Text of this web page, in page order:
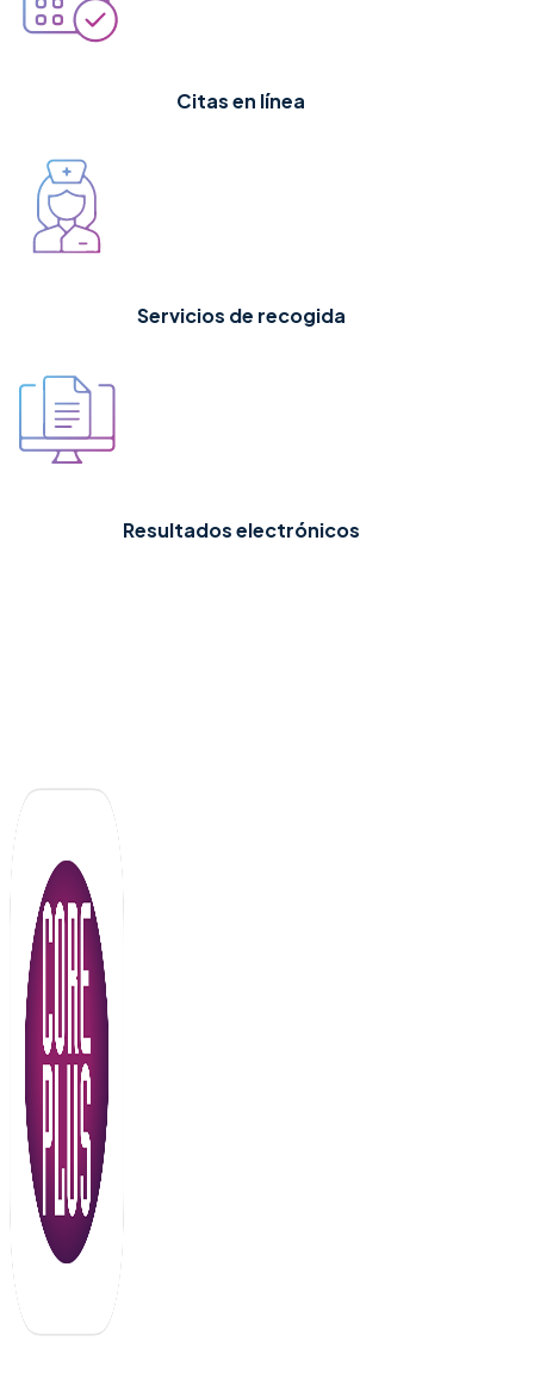
Citas en línea
Servicios de recogida
Resultados electrónicos